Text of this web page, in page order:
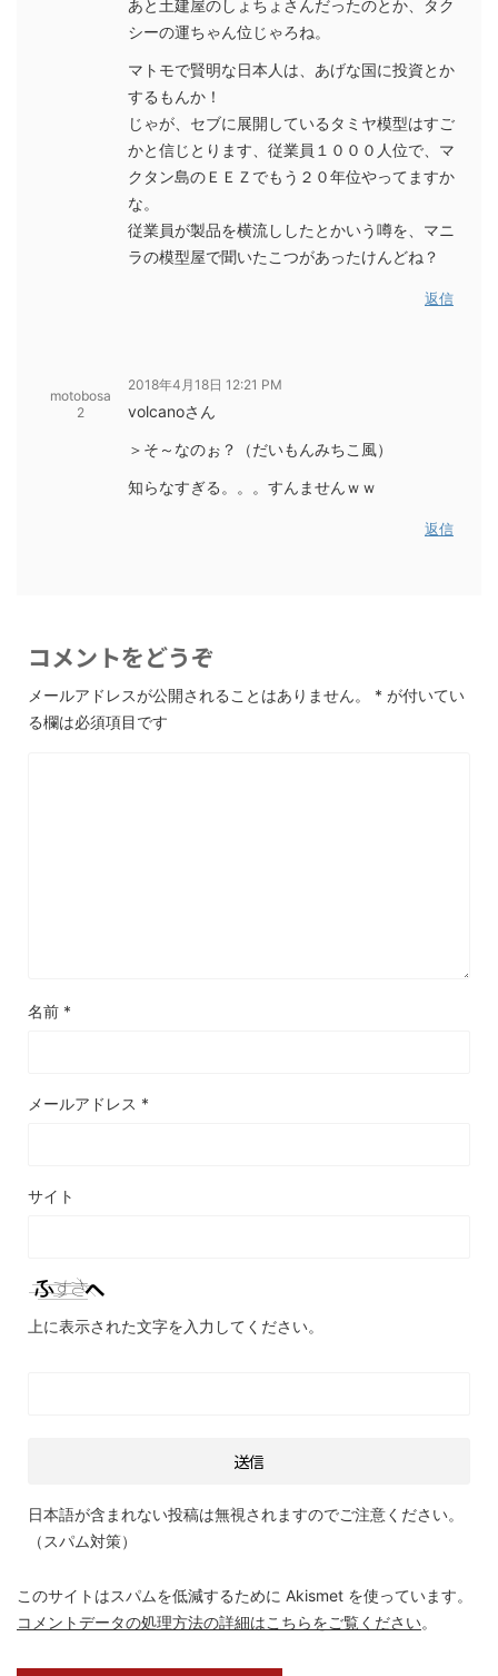
あと土建屋のしょちょさんだったのとか、タク
シーの運ちゃん位じゃろね。
マトモで賢明な日本人は、あげな国に投資とか
するもんか！
じゃが、セブに展開しているタミヤ模型はすご
かと信じとります、従業員１０００人位で、マ
クタン島のＥＥＺでもう２０年位やってますか
な。
従業員が製品を横流ししたとかいう噂を、マニ
ラの模型屋で聞いたこつがあったけんどね？
返信
motobosa
2
2018年4月18日 12:21 PM
volcanoさん
＞そ～なのぉ？（だいもんみちこ風）
知らなすぎる。。。すんませんｗｗ
返信
コメントをどうぞ
メールアドレスが公開されることはありません。 * が付いてい
る欄は必須項目です
名前 *
メールアドレス *
サイト
上に表示された文字を入力してください。
日本語が含まれない投稿は無視されますのでご注意ください。
（スパム対策）
このサイトはスパムを低減するために Akismet を使っています。
コメントデータの処理方法の詳細はこちらをご覧ください。